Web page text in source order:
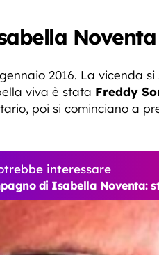
Noventa
2016. La vicenda
viva è stata Freddy
poi si cominciano a
interessare
di Isabella Noventa: